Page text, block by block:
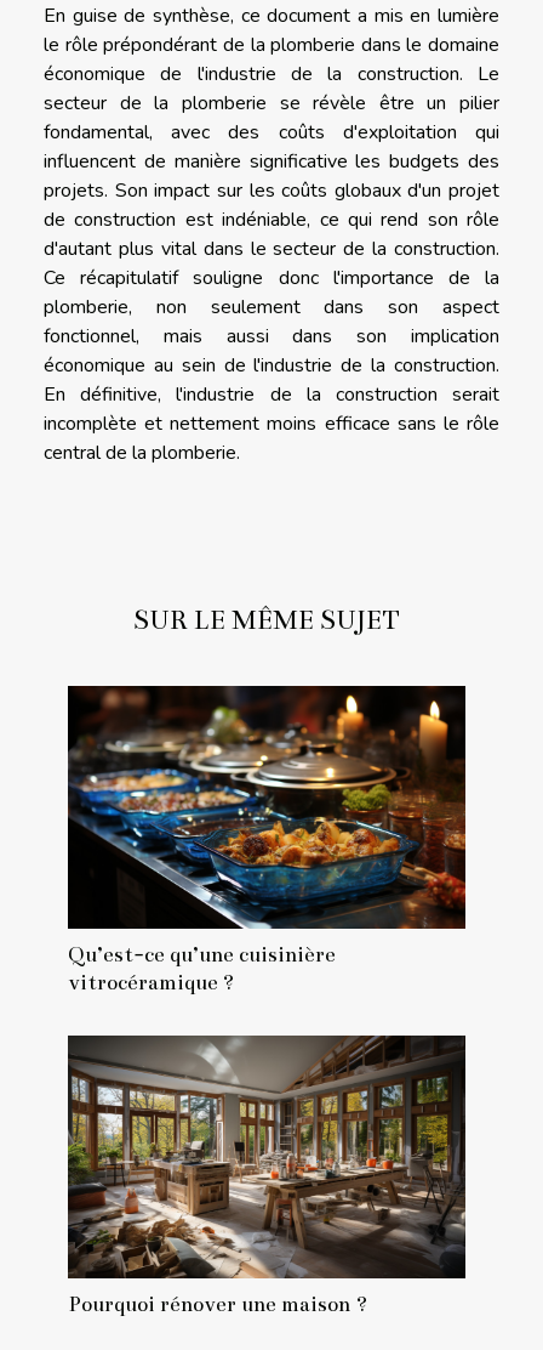
En guise de synthèse, ce document a mis en lumière
le rôle prépondérant de la plomberie dans le domaine
économique de l'industrie de la construction. Le
secteur de la plomberie se révèle être un pilier
fondamental, avec des coûts d'exploitation qui
influencent de manière significative les budgets des
projets. Son impact sur les coûts globaux d'un projet
de construction est indéniable, ce qui rend son rôle
d'autant plus vital dans le secteur de la construction.
Ce récapitulatif souligne donc l'importance de la
plomberie, non seulement dans son aspect
fonctionnel, mais aussi dans son implication
économique au sein de l'industrie de la construction.
En définitive, l'industrie de la construction serait
incomplète et nettement moins efficace sans le rôle
central de la plomberie.
SUR LE MÊME SUJET
Qu’est-ce qu’une cuisinière
vitrocéramique ?
Pourquoi rénover une maison ?